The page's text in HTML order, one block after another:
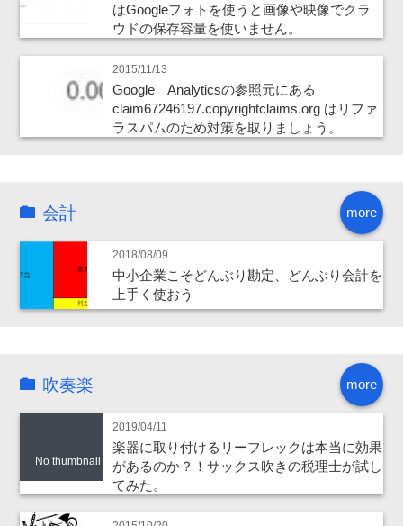
はGoogleフォトを使うと画像や映像でクラ
ウドの保存容量を使いません。
2015/11/13
Google Analyticsの参照元にある
claim67246197.copyrightclaims.org はリファ
ラスパムのため対策を取りましょう。
more
会計
2018/08/09
中小企業こそどんぶり勘定、どんぶり会計を
上手く使おう
more
吹奏楽
No thumbnail
2019/04/11
楽器に取り付けるリーフレックは本当に効果
があるのか？！サックス吹きの税理士が試し
てみた。